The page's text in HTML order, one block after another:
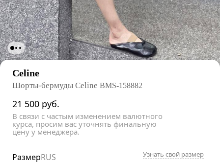
Celine
Шорты-бермуды Celine BMS-158882
21 500 руб.
В связи с частым изменением валютного
курса, просим вас уточнять финальную
цену у менеджера.
РазмерRUS Узнать свой размер